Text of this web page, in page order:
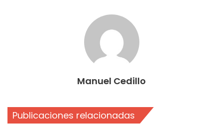
Manuel Cedillo
Publicaciones relacionadas